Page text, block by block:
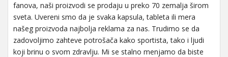
fanova, naši proizvodi se prodaju u preko 70 zemalja širom
sveta. Uvereni smo da je svaka kapsula, tableta ili mera
našeg proizvoda najbolja reklama za nas. Trudimo se da
zadovoljimo zahteve potrošača kako sportista, tako i ljudi
koji brinu o svom zdravlju. Mi se stalno menjamo da biste